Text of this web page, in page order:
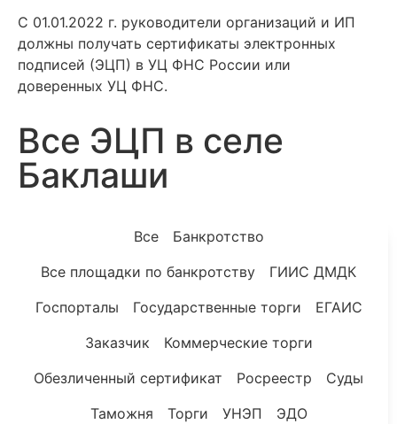
С 01.01.2022 г. руководители организаций и ИП
должны получать сертификаты электронных
подписей (ЭЦП) в УЦ ФНС России или
доверенных УЦ ФНС.
Все ЭЦП в селе
Баклаши
Все
Банкротство
Все площадки по банкротству
ГИИС ДМДК
Госпорталы
Государственные торги
ЕГАИС
Заказчик
Коммерческие торги
Обезличенный сертификат
Росреестр
Суды
Таможня
Торги УНЭП ЭДО